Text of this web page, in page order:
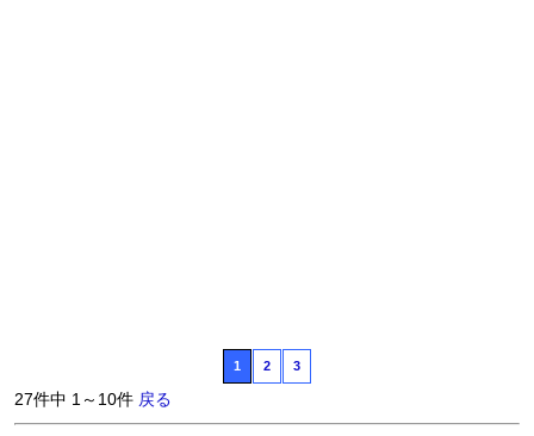
1 2 3
27件中 1～10件 戻る